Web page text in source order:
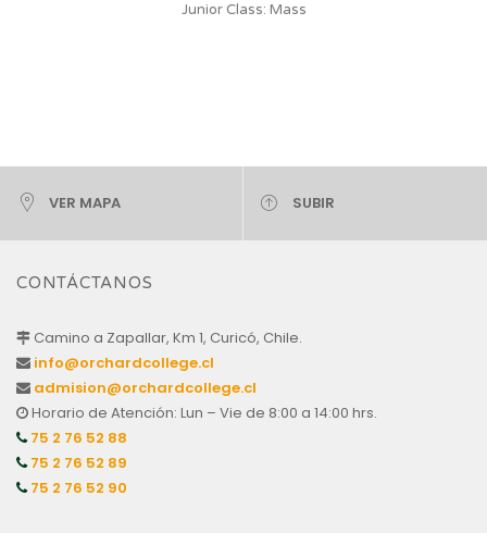
Junior Class: Mass
VER MAPA SUBIR
CONTÁCTANOS
Camino a Zapallar, Km 1, Curicó, Chile.
info@orchardcollege.cl
admision@orchardcollege.cl
Horario de Atención: Lun – Vie de 8:00 a 14:00 hrs.
75 2 76 52 88
75 2 76 52 89
75 2 76 52 90